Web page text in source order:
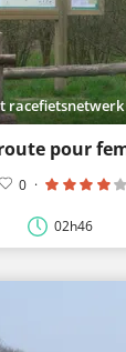
racefietsnetwerk
0 ·
02h46